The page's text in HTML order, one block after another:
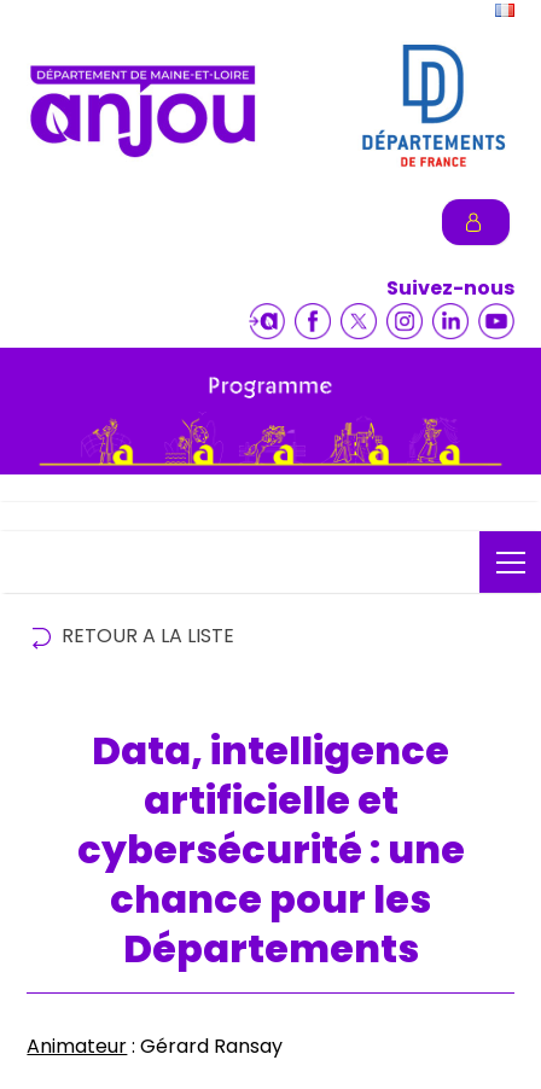
Suivez-nous
RETOUR A LA LISTE
Data, intelligence
artificielle et
cybersécurité : une
chance pour les
Départements
Animateur: Gérard Ransay